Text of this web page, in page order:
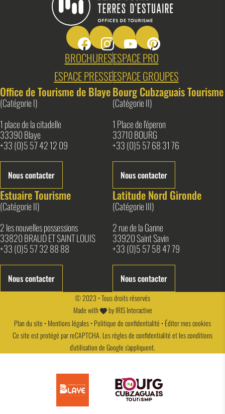
Blaye Bourg Terres d&#039;Estuaire
Suivez-nous sur Facebook
Suivez-nous sur Instagram
Suivez-nous sur Youtube
Suivez-nous sur
BROCHURESESPACE PRO
ESPACE PRESSEESPACE GROUPES
Office de Tourisme de Blaye
(Catégorie I)
1 place de la citadelle
33390 Blaye
+33 (0)5 57 42 12 09
Nous contacter
Bourg Cubzaguais Tourisme
(Catégorie II)
1 Place de l'éperon
33710 BOURG
+33 (0)5 57 68 31 76
Nous contacter
Estuaire Tourisme
(Catégorie II)
2 les nouvelles possessions
33820 BRAUD ET SAINT LOUIS
+33 (0)5 57 32 88 88
Nous contacter
Latitude Nord Gironde
(Catégorie III)
2 rue de la Ganne
33920 Saint Savin
+33 (0)5 57 58 47 79
Nous contacter
© 2023 • Tous droits réservés
Made with
byIRIS Interactive
Plan du site •Mentions légales•Politique de confidentialité •Éditer mes cookies
Ce site est protégé par reCAPTCHA. Lesrègles de confidentialitéet lesconditions
d'utilisationde Google s'appliquent.